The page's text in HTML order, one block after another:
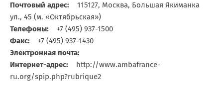
Почтовый адрес: 115127, Москва, Большая Якиманка
ул., 45 (м. «Октябрьская»)
Телефоны: +7 (495) 937-1500
Факс:
+7 (495) 937-1430
Электронная почта:
Интернет-адрес:
http://www.ambafrance-
ru.org/spip.php?rubrique2